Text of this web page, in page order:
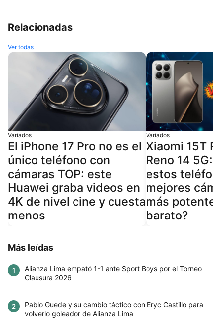
Relacionadas
Ver todas
Variados
El iPhone 17 Pro no es el
único teléfono con
cámaras TOP: este
Huawei graba videos en
4K de nivel cine y cuesta
menos
Variados
Xiaomi 15T
Reno 14 5G:
estos
mejores
más potente
barato?
Más leídas
1
Alianza Lima empató 1-1 ante Sport Boys por el Torneo
Clausura 2026
2
Pablo Guede y su cambio táctico con Eryc Castillo para
volverlo goleador de Alianza Lima